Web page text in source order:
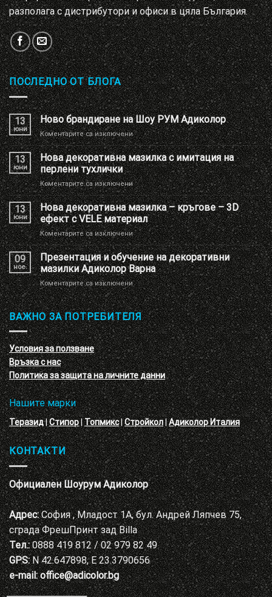
разполага с дистрибутори и офиси в цяла България.
ПОСЛЕДНО ОТ БЛОГА
13
юни
Ново брандиране на Шоу РУМ Адиколор
Коментарите са изключениза
Ново
брандиране
на
Шоу
РУМ
Адиколор
13
юни
Нова декоративна мазилка с имитация на
перлени тухлички
Коментарите са изключениза
Нова
декоративна
мазилка
с
имитация
на
перлени
тухлички
13
юни
Нова декоративна мазилка – кръгове – 3D
ефект с VELE материал
Коментарите са изключениза
Нова
декоративна
мазилка
–
кръгове
–
3D
ефект
с
VELE
материал
09
ное.
Презентация и обучение на декоративни
мазилки Адиколор Варна
Коментарите са изключениза
Презентация
и
обучение
на
декоративни
мазилки
Адиколор
Варна
ВАЖНО ЗА ПОТРЕБИТЕЛЯ
Условия за ползване
Връзка с нас
Политика за защита на личните данни
Нашите марки
Теразид|Стипор|Топмикс|Стройкол|Адиколор Италия
КОНТАКТИ
Официален Шоурум Адиколор
Адрес:София , Младост 1А, бул. Андрей Ляпчев 75,
сграда ФрешПринт зад Billa
Тел.:0888 419 812 / 02 979 82 49
GPS:N 42.647898, E 23.3790656
e-mail: office@adicolor.bg